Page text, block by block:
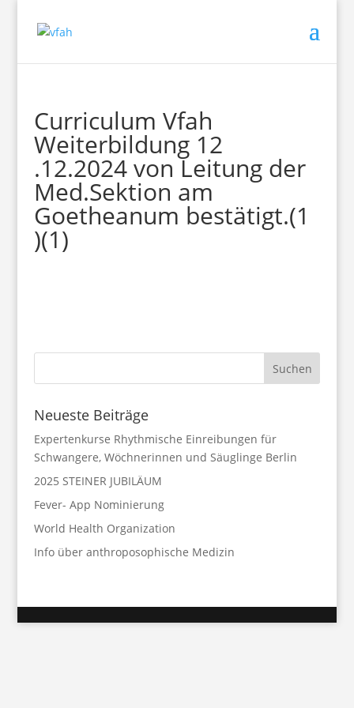
Curriculum Vfah
Weiterbildung 12
.12.2024 von Leitung der
Med.Sektion am
Goetheanum bestätigt.(1
)(1)
Neueste Beiträge
Expertenkurse Rhythmische Einreibungen für
Schwangere, Wöchnerinnen und Säuglinge Berlin
2025 STEINER JUBILÄUM
Fever- App Nominierung
World Health Organization
Info über anthroposophische Medizin